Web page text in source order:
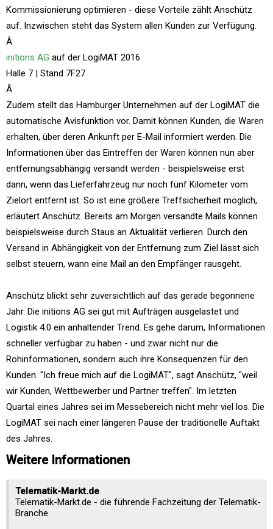
Kommissionierung optimieren - diese Vorteile zählt Anschütz
auf. Inzwischen steht das System allen Kunden zur Verfügung.
Â
initions AG auf der LogiMAT 2016
Halle 7 | Stand 7F27
Â
Zudem stellt das Hamburger Unternehmen auf der LogiMAT die
automatische Avisfunktion vor. Damit können Kunden, die Waren
erhalten, über deren Ankunft per E-Mail informiert werden. Die
Informationen über das Eintreffen der Waren können nun aber
entfernungsabhängig versandt werden - beispielsweise erst
dann, wenn das Lieferfahrzeug nur noch fünf Kilometer vom
Zielort entfernt ist. So ist eine größere Treffsicherheit möglich,
erläutert Anschütz. Bereits am Morgen versandte Mails können
beispielsweise durch Staus an Aktualität verlieren. Durch den
Versand in Abhängigkeit von der Entfernung zum Ziel lässt sich
selbst steuern, wann eine Mail an den Empfänger rausgeht.
Anschütz blickt sehr zuversichtlich auf das gerade begonnene
Jahr. Die initions AG sei gut mit Aufträgen ausgelastet und
Logistik 4.0 ein anhaltender Trend. Es gehe darum, Informationen
schneller verfügbar zu haben - und zwar nicht nur die
Rohinformationen, sondern auch ihre Konsequenzen für den
Kunden. "Ich freue mich auf die LogiMAT", sagt Anschütz, "weil
wir Kunden, Wettbewerber und Partner treffen". Im letzten
Quartal eines Jahres sei im Messebereich nicht mehr viel los. Die
LogiMAT sei nach einer längeren Pause der traditionelle Auftakt
des Jahres.
Weitere Informationen
Telematik-Markt.de
Telematik-Markt.de - die führende Fachzeitung der Telematik-
Branche